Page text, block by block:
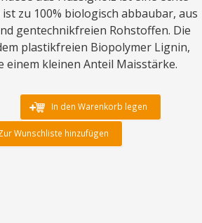
zu 100% biologisch abbaubar, aus
gentechnikfreien Rohstoffen. Die
plastikfreien Biopolymer Lignin,
einem kleinen Anteil Maisstärke.
In den Warenkorb legen
Wunschliste hinzufügen